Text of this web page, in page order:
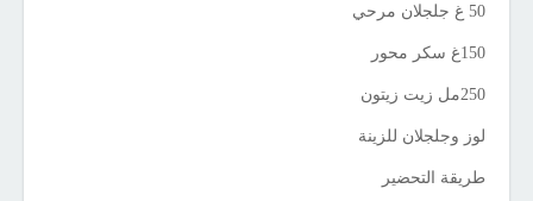
50 غ جلجلان مرحي
150غ سكر محور
250مل زيت زيتون
لوز وجلجلان للزينة
طريقة التحضير